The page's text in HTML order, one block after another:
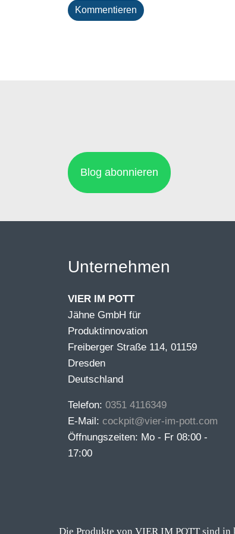
Kommentieren
Blog abonnieren
Unternehmen
VIER IM POTT
Jähne GmbH für
Produktinnovation
Freiberger Straße 114, 01159
Dresden
Deutschland
Telefon: 0351 4116349
E-Mail: cockpit@vier-im-pott.com
Öffnungszeiten: Mo - Fr 08:00 -
17:00
Die Produkte von VIER IM POTT sind in